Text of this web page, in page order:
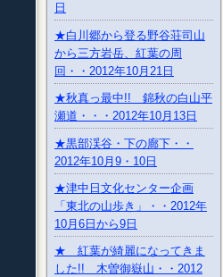
日
★白川郷から登る野谷荘司山
から三方岩岳、紅葉の周
回・・2012年10月21日
★秋真っ最中!! 錦秋の白山平
瀬道・・・2012年10月13日
★黒部渓谷・下の廊下・・
2012年10月9・10日
★津中日文化センター企画
「東北の山歩き」・・2012年
10月6日から9日
★ 紅葉が綺麗になってきま
した!! 木曽御嶽山・・2012